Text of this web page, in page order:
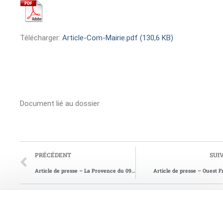
Télécharger: Article-Com-Mairie.pdf (130,6 KB)
Document lié au dossier
PRÉCÉDENT
Article de presse – La Provence du 09/12/2004 Article de presse – Ouest